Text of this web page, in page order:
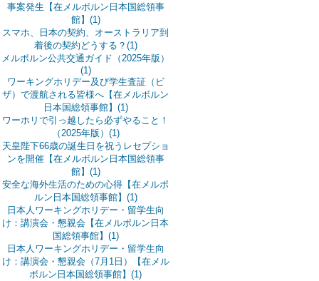
事案発生【在メルボルン日本国総領事
館】(1)
スマホ、日本の契約、オーストラリア到
着後の契約どうする？(1)
メルボルン公共交通ガイド（2025年版）
(1)
ワーキングホリデー及び学生査証（ビ
ザ）で渡航される皆様へ【在メルボルン
日本国総領事館】(1)
ワーホリで引っ越したら必ずやること！
（2025年版）(1)
天皇陛下66歳の誕生日を祝うレセプショ
ンを開催【在メルボルン日本国総領事
館】(1)
安全な海外生活のための心得【在メルボ
ルン日本国総領事館】(1)
日本人ワーキングホリデー・留学生向
け：講演会・懇親会【在メルボルン日本
国総領事館】(1)
日本人ワーキングホリデー・留学生向
け：講演会・懇親会（7月1日）【在メル
ボルン日本国総領事館】(1)